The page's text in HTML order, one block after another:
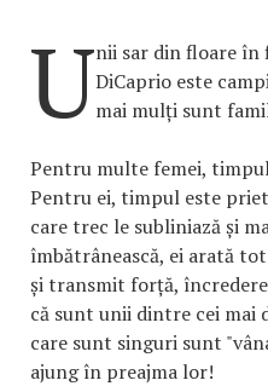
Unii sar din floare în
DiCaprio este
mai mulți sunt
Pentru multe femei,
Pentru ei, timpul este
care trec le subliniază și
îmbătrânească, ei arată
și transmit forță,
că sunt unii dintre cei
care sunt singuri sunt
ajung în preajma lor!